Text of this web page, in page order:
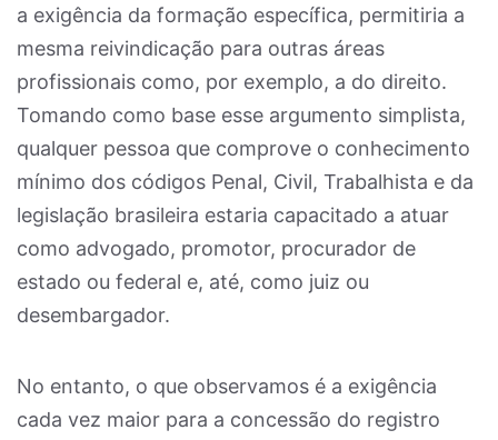
a exigência da formação específica, permitiria a
mesma reivindicação para outras áreas
profissionais como, por exemplo, a do direito.
Tomando como base esse argumento simplista,
qualquer pessoa que comprove o conhecimento
mínimo dos códigos Penal, Civil, Trabalhista e da
legislação brasileira estaria capacitado a atuar
como advogado, promotor, procurador de
estado ou federal e, até, como juiz ou
desembargador.
No entanto, o que observamos é a exigência
cada vez maior para a concessão do registro